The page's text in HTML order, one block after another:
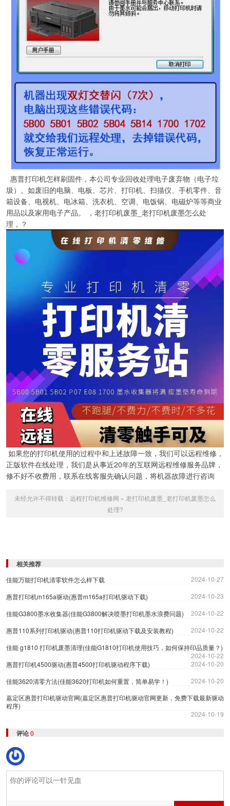
惠普打印机怎样刷固件，本公司专业回收处理电子废弃物（电子垃
圾）。如废旧的电脑、电板、芯片、打印机、扫描仪、手机零件、音
箱设备、电视机、电冰箱、洗衣机、空调、电饭锅、电磁炉等等商业
用品以及家用电子产品。 ，老打印机废墨_老打印机废墨怎么处
理，？
如果您的打印机使用的过程中和上述故障一致，我们可以远程维修，
正版软件在线处理，我们是从事近20年的互联网远程维修服务品牌，
修不好不收费用，联系在线客服先确认问题，将机器故障进行咨询
未经允许不得转载： 远程打印机维修网 » 老打印机废墨_老打印机废墨怎么
处理?
相关推荐
佳能万能打印机清零软件怎么样下载
2024-10-27
惠普打印机m165a驱动(惠普m165a打印机驱动下载)
2024-10-23
佳能G3800墨水收集器(佳能G3800解决喷墨打印机墨水浪费问题)
2024-10-22
惠普110系列打印机驱动(惠普110打印机驱动下载及安装教程)
2024-10-22
佳能 g1810 打印机废墨清理(佳能G1810打印机使用技巧，如何保持印品质量？)
2024-10-22
惠普打印机4500驱动(惠普4500打印机驱动程序下载)
2024-10-20
佳能3620清零方法(佳能3620打印机如何重置，简单易学！)
2024-10-20
嘉定区惠普打印机驱动官网(嘉定区惠普打印机驱动官网更新，免费下载最新驱动
程序)
2024-10-19
评论0